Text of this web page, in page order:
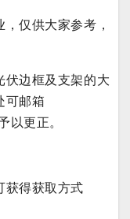
仅供大家参考，
伏边框及支架的大
可邮箱
更正。
获得获取方式